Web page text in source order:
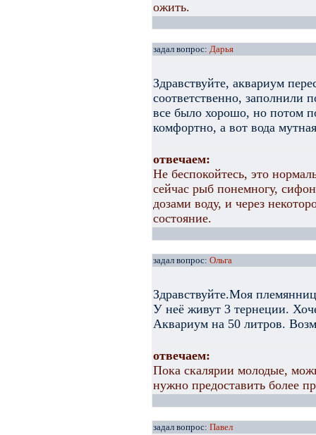
ожить.
задал вопрос: Дарья
Здравствуйте, аквариум
соответственно, заполнили
все было хорошо, но потом
комфортно, а вот вода
отвечаем:
Не беспокойтесь, это
сейчас рыб понемногу,
дозами воду, и через
состояние.
задал вопрос: Ольга
Здравствуйте.Моя
У неё живут 3 тернеции.
Аквариум на 50 литров.
отвечаем:
Пока скалярии молодые,
нужно предоставить более
задал вопрос: Павел